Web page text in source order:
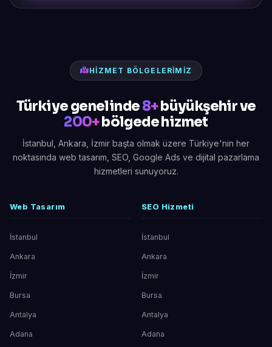
HIZMET BÖLGELERIMIZ
Türkiye genelinde8+büyükşehir ve
200+bölgede hizmet
İstanbul, Ankara, İzmir başta olmak üzere Türkiye'nin her
noktasında web tasarım, SEO, Google Ads ve dijital pazarlama
hizmetleri sunuyoruz.
Web Tasarım
İstanbul
Ankara
İzmir
Bursa
Antalya
Adana
SEO Hizmeti
İstanbul
Ankara
İzmir
Bursa
Antalya
Adana